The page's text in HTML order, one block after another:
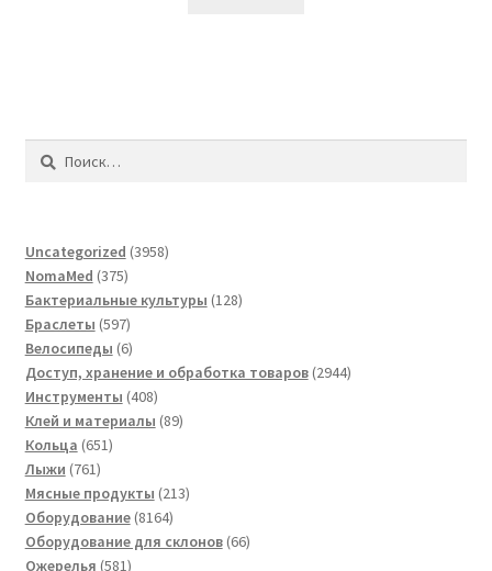
Найти:
Uncategorized 39583958
NomaMed 375375
товаров
Бактериальные культуры 128128
Браслеты 597597
товаров
Велосипеды 66
товаров
Доступ, хранение и обработка товаров 29442944
Инструменты 408408
товаров
Клей и материалы 8989
Кольца 651651
Лыжи 761761
товар
Мясные продукты 213213
Оборудование 81648164
товара
Оборудование для склонов 6666
Ожерелья 581581